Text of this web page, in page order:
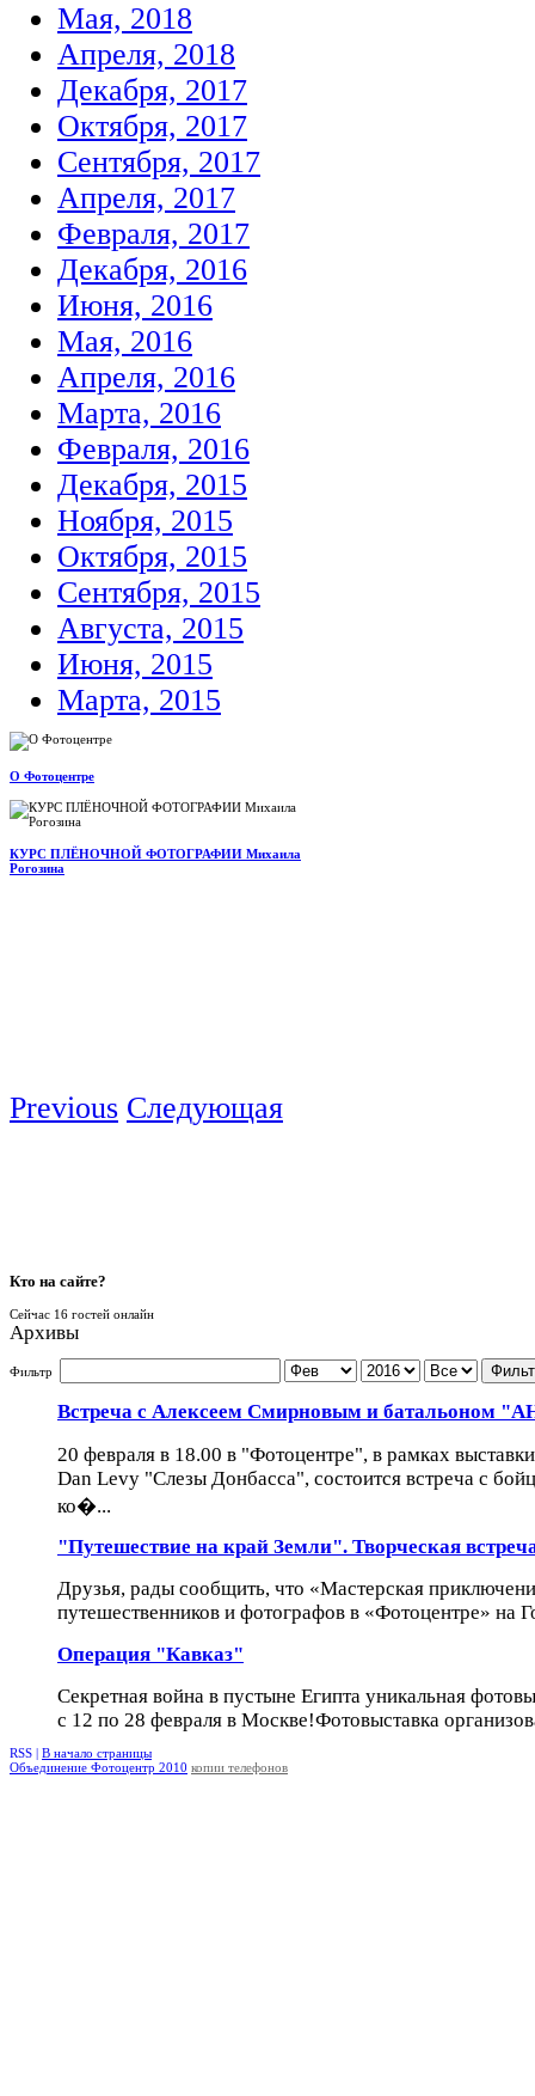
Мая, 2018
Апреля, 2018
Декабря, 2017
Октября, 2017
Сентября, 2017
Апреля, 2017
Февраля, 2017
Декабря, 2016
Июня, 2016
Мая, 2016
Апреля, 2016
Марта, 2016
Февраля, 2016
Декабря, 2015
Ноября, 2015
Октября, 2015
Сентября, 2015
Августа, 2015
Июня, 2015
Марта, 2015
О Фотоцентре
КУРС ПЛЁНОЧНОЙ ФОТОГРАФИИ Михаила
Рогозина
Previous Следующая
Кто на сайте?
Сейчас 16 гостей онлайн
Архивы
Фильтр
Встреча с Алексеем Смирновым и батальоном
20 февраля в 18.00 в "Фотоцентре", в рамках
Dan Levy "Слезы Донбасса", состоится встреча с
ко�...
"Путешествие на край Земли". Творческая
Друзья, рады сообщить, что «Мастерская
путешественников и фотографов в «Фотоцентре» на
Операция "Кавказ"
Секретная война в пустыне Египта уникальная
с 12 по 28 февраля в Москве!Фотовыставка
RSS | В начало страницы
Объединение Фотоцентр 2010 копии телефонов